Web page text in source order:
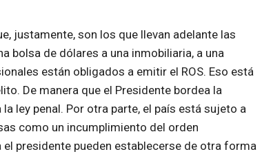
justamente, son los que llevan adelante las
bolsa de dólares a una inmobiliaria, a una
están obligados a emitir el ROS. Eso está
De manera que el Presidente bordea la
ley penal. Por otra parte, el país está sujeto a
como un incumplimiento del orden
presidente pueden establecerse de otra forma